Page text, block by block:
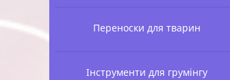
Переноски для тварин
Інструменти для грумінгу